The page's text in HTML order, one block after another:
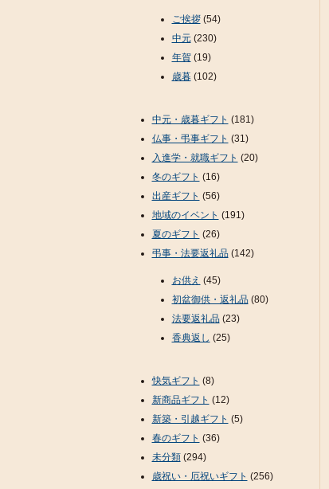
ご挨拶(54)
中元(230)
年賀(19)
歳暮(102)
中元・歳暮ギフト (181)
仏事・弔事ギフト (31)
入進学・就職ギフト (20)
冬のギフト (16)
出産ギフト (56)
地域のイベント (191)
夏のギフト (26)
弔事・法要返礼品(142)
お供え (45)
初盆御供・返礼品(80)
法要返礼品(23)
香典返し (25)
快気ギフト (8)
新商品ギフト (12)
新築・引越ギフト (5)
春のギフト (36)
未分類(294)
歳祝い・厄祝いギフト (256)